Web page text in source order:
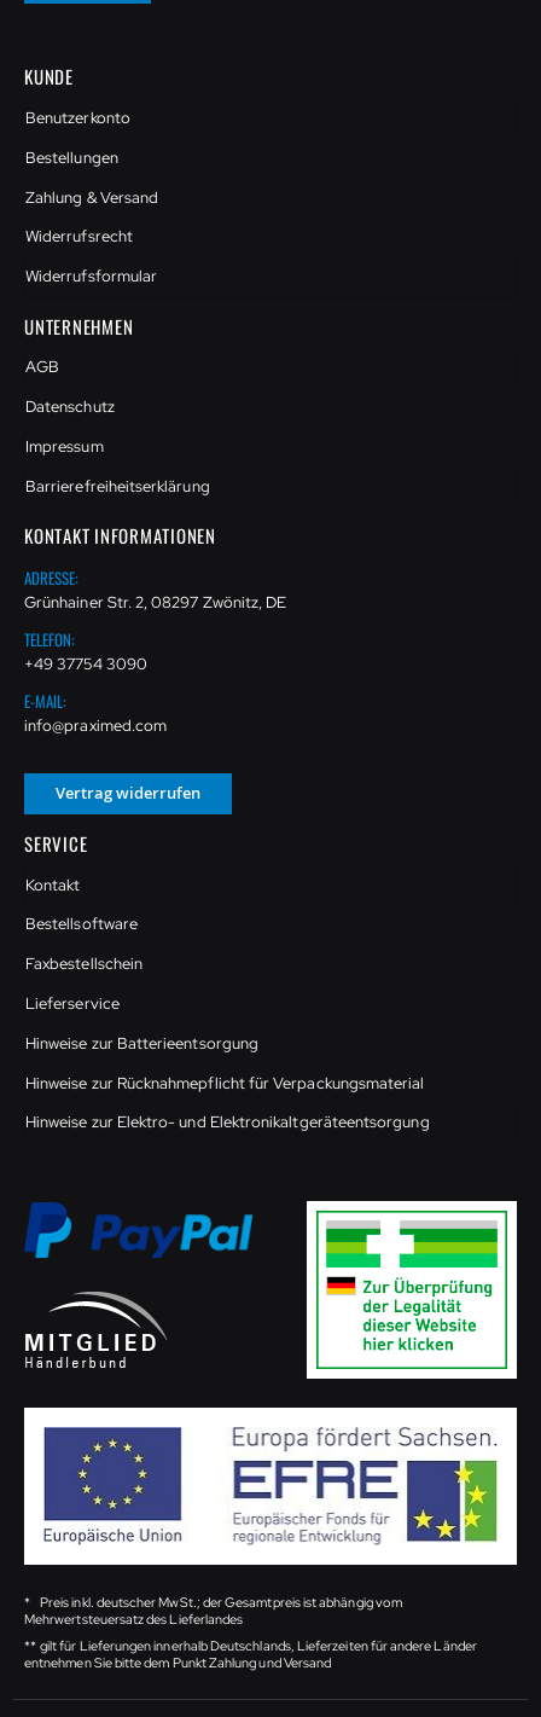
KUNDE
Benutzerkonto
Bestellungen
Zahlung & Versand
Widerrufsrecht
Widerrufsformular
UNTERNEHMEN
AGB
Datenschutz
Impressum
Barrierefreiheitserklärung
KONTAKT INFORMATIONEN
ADRESSE:
Grünhainer Str. 2, 08297 Zwönitz, DE
TELEFON:
+49 37754 3090
E-MAIL:
info@praximed.com
Vertrag widerrufen
SERVICE
Kontakt
Bestellsoftware
Faxbestellschein
Lieferservice
Hinweise zur Batterieentsorgung
Hinweise zur Rücknahmepflicht für Verpackungsmaterial
Hinweise zur Elektro- und Elektronikaltgeräteentsorgung
* Preis inkl. deutscher MwSt.; der Gesamtpreis ist abhängig vom
Mehrwertsteuersatz des Lieferlandes
** gilt für Lieferungen innerhalb Deutschlands, Lieferzeiten für andere Länder
entnehmen Sie bitte dem Punkt Zahlung und Versand